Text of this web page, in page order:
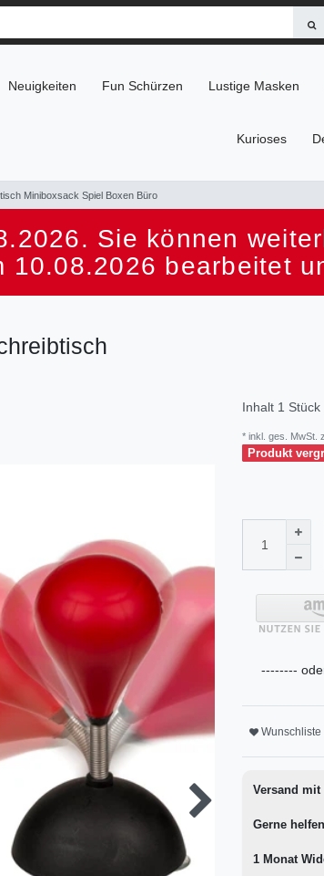
Neuigkeiten Fun Schürzen Lustige Masken
Kurioses
Miniboxsack Spiel Boxen Büro
Sie können
10.08.2026 bearbeitet
Inhalt 1 Stück
* inkl. ges. MwSt.
Produkt
--------
Wunschliste
Versand mit
Gerne
1 Monat